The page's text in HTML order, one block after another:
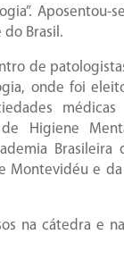
Aposentou-
Brasil.
de
onde foi
médicas
Higiene
Brasileira
Montevidéu e
na cátedra e